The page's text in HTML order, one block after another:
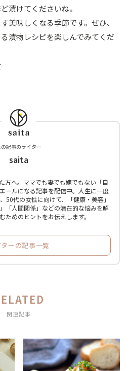
漬けてくださいね。
美味しくなる季節です。ぜひ、
漬物レシピを楽しんでみてくだ
の記事のライター
saita
方へ。ママでも妻でも嫁でもない「自
ールになる記事を配信中。人生に一度
50代の女性に向けて、「健康・美容」
「人間関係」などの潜在的な悩みを解
ためのヒントをお伝えします。
ターの記事一覧
関連記事